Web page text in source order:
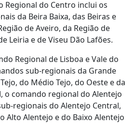
Regional do Centro inclui os
da Beira Baixa, das Beiras e
de Aveiro, da Região de
Leiria e de Viseu Dão Lafões.
Regional de Lisboa e Vale do
sub-regionais da Grande
do Médio Tejo, do Oeste e da
o comando regional do Alentejo
regionais do Alentejo Central,
Alto Alentejo e do Baixo Alentejo